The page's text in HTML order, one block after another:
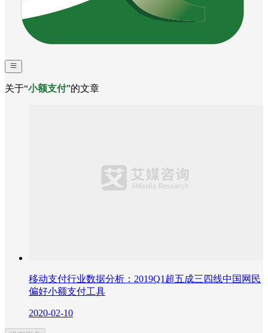
关于“小额支付”的文章
移动支付行业数据分析：2019Q1超五成三四线中国网民
偏好小额支付工具
2020-02-10